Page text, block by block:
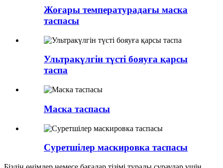
Жоғары температурадағы маска
таспасы
Ультракүлгін түсті бояуға қарсы
таспа
Маска таспасы
Суретшілер маскировка таспасы